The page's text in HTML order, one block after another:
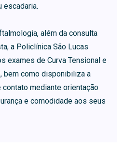
escadaria.
além da consulta
a Policlínica São Lucas
exames de Curva Tensional e
bem como disponibiliza a
mediante orientação
e comodidade aos seus